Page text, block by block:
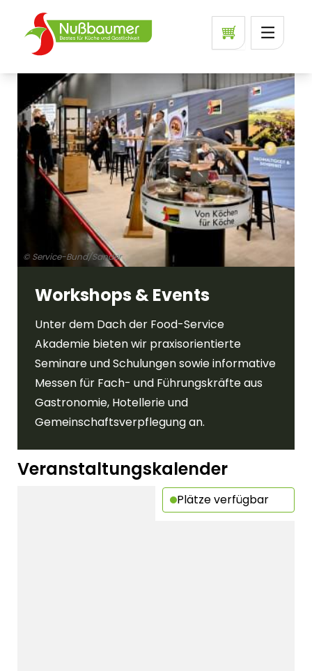
© Service-Bund/Sander
Workshops & Events
Unter dem Dach der Food-Service
Akademie bieten wir praxisorientierte
Seminare und Schulungen sowie informative
Messen für Fach- und Führungskräfte aus
Gastronomie, Hotellerie und
Gemeinschaftsverpflegung an.
Veranstaltungskalender
Plätze verfügbar